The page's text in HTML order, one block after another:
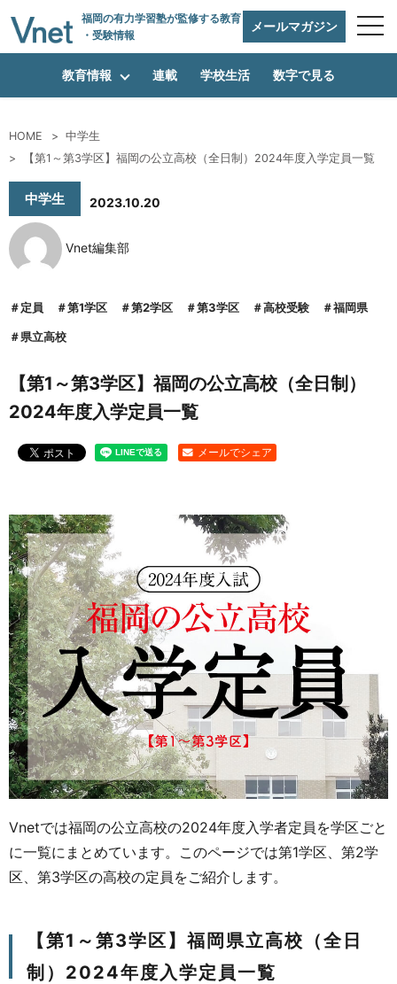
福岡の有力学習塾が監修する教育
・受験情報
メールマガジン
編集方針
vnetアライアンス企業
運営会社
プライバシーポリシー
お問い合わせ
教育情報 連載 学校生活 数字で見る
HOME
中学生
【第1～第3学区】福岡の公立高校（全日制）2024年度入学定員一覧
中学生 2023.10.20
Vnet編集部
定員 第1学区 第2学区 第3学区 高校受験 福岡県
県立高校
【第1～第3学区】福岡の公立高校（全日制）
2024年度入学定員一覧
メールでシェア
Vnetでは福岡の公立高校の2024年度入学者定員を学区ごと
に一覧にまとめています。このページでは第1学区、第2学
区、第3学区の高校の定員をご紹介します。
【第1～第3学区】福岡県立高校（全日
制）2024年度入学定員一覧